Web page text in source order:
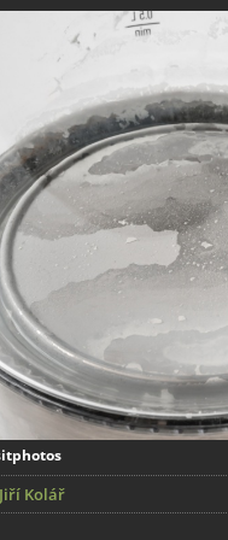
Jiří Kolář